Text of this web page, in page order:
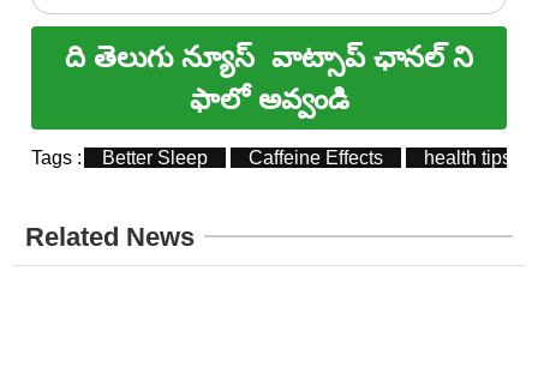
ది తెలుగు న్యూస్ వాట్సాప్ ఛానల్ ని
ఫాలో అవ్వండి
Tags : Better Sleep Caffeine Effects health tips
Related News